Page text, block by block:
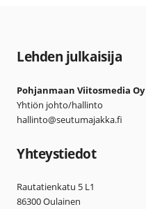
Lehden julkaisija
Pohjanmaan Viitosmedia Oy
Yhtiön johto/hallinto
hallinto@seutumajakka.fi
Yhteystiedot
Rautatienkatu 5 L1
86300 Oulainen